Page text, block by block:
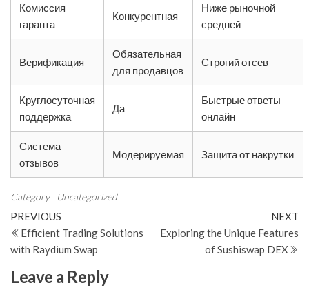
Комиссия
гаранта
Конкурентная
Ниже рыночной
средней
Верификация
Обязательная
для продавцов
Строгий отсев
Круглосуточная
поддержка
Да
Быстрые ответы
онлайн
Система
отзывов
Модерируемая Защита от накрутки
Category Uncategorized
Post
navigation
Previous
Post
PREVIOUS
Efficient Trading Solutions
with Raydium Swap
NEXT
Exploring the Unique Features
of Sushiswap DEX
Leave a Reply